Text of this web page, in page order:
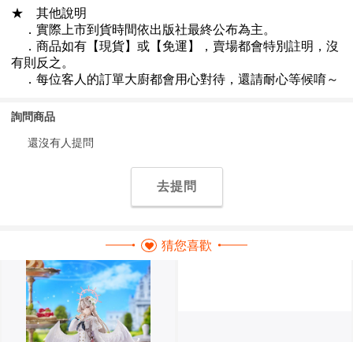
詢問商品
還沒有人提問
去提問
猜您喜歡